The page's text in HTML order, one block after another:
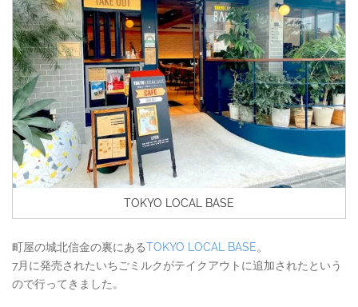
TOKYO LOCAL BASE
町屋の城北信金の裏にあるTOKYO LOCAL BASE。
7月に発売されたいちごミルクがテイクアウトに追加されたという
ので行ってきました。